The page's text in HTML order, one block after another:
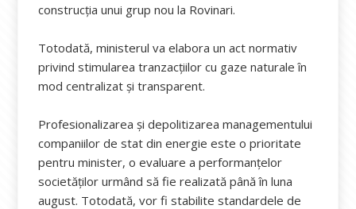
construcția unui grup nou la Rovinari.
Totodată, ministerul va elabora un act normativ
privind stimularea tranzacțiilor cu gaze naturale în
mod centralizat și transparent.
Profesionalizarea și depolitizarea managementului
companiilor de stat din energie este o prioritate
pentru minister, o evaluare a performanțelor
societăților urmând să fie realizată până în luna
august. Totodată, vor fi stabilite standardele de